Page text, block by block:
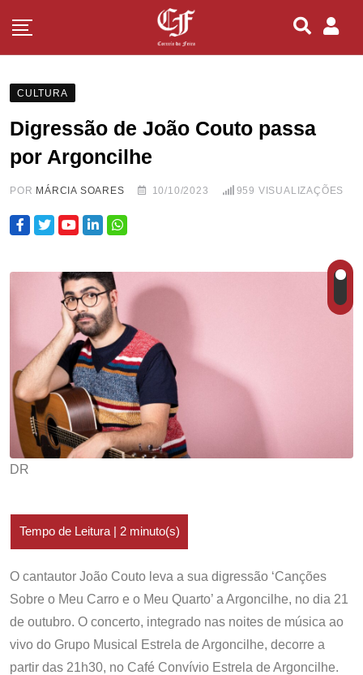
CULTURA
Digressão de João Couto passa
por Argoncilhe
POR MÁRCIA SOARES 10/10/2023 959 VISUALIZAÇÕES
DR
O cantautor João Couto leva a sua digressão ‘Canções
Sobre o Meu Carro e o Meu Quarto’ a Argoncilhe, no dia 21
de outubro. O concerto, integrado nas noites de música ao
vivo do Grupo Musical Estrela de Argoncilhe, decorre a
partir das 21h30, no Café Convívio Estrela de Argoncilhe.